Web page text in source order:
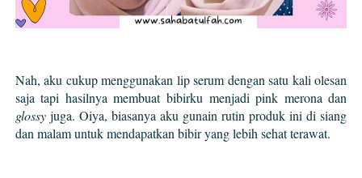
Nah, aku cukup menggunakan lip serum dengan satu kali olesan
saja tapi hasilnya membuat bibirku menjadi pink merona dan
glossyjuga. Oiya, biasanya aku gunain rutin produk ini di siang
dan malam untuk mendapatkan bibir yang lebih sehat terawat.